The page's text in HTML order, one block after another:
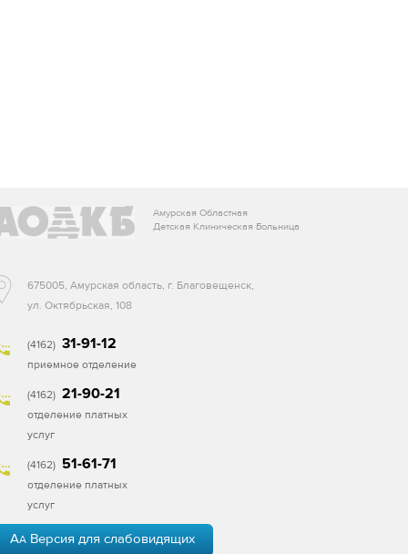
Амурская Областная
Детская Клиническая Больница
675005, Амурская область, г. Благовещенск,
ул. Октябрьская, 108
(4162) 31-91-12
приемное отделение
(4162) 21-90-21
отделение платных
услуг
(4162) 51-61-71
отделение платных
услуг
AA Версия для слабовидящих